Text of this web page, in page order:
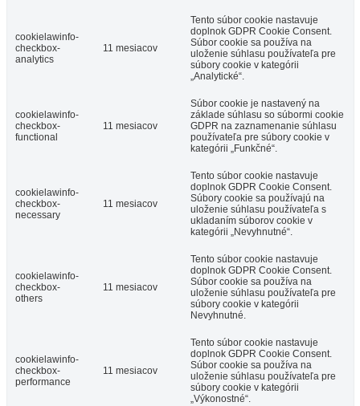
cookielawinfo-
checkbox-
analytics
11 mesiacov
Tento súbor cookie nastavuje
doplnok GDPR Cookie Consent.
Súbor cookie sa používa na
uloženie súhlasu používateľa pre
súbory cookie v kategórii
„Analytické“.
cookielawinfo-
checkbox-
functional
11 mesiacov
Súbor cookie je nastavený na
základe súhlasu so súbormi cookie
GDPR na zaznamenanie súhlasu
používateľa pre súbory cookie v
kategórii „Funkčné“.
cookielawinfo-
checkbox-
necessary
11 mesiacov
Tento súbor cookie nastavuje
doplnok GDPR Cookie Consent.
Súbory cookie sa používajú na
uloženie súhlasu používateľa s
ukladaním súborov cookie v
kategórii „Nevyhnutné“.
cookielawinfo-
checkbox-
others
11 mesiacov
Tento súbor cookie nastavuje
doplnok GDPR Cookie Consent.
Súbor cookie sa používa na
uloženie súhlasu používateľa pre
súbory cookie v kategórii
Nevyhnutné.
cookielawinfo-
checkbox-
performance
11 mesiacov
Tento súbor cookie nastavuje
doplnok GDPR Cookie Consent.
Súbor cookie sa používa na
uloženie súhlasu používateľa pre
súbory cookie v kategórii
„Výkonostné“.